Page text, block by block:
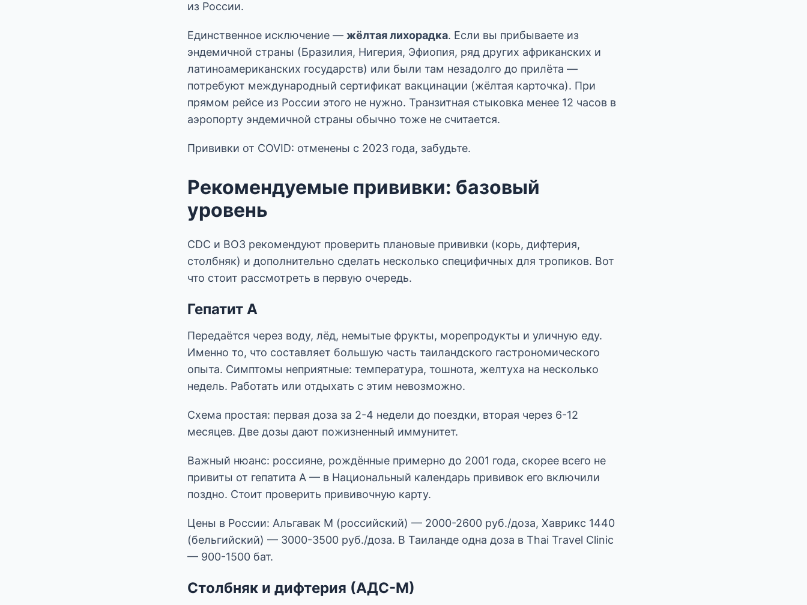
из России.
Единственное исключение — жёлтая лихорадка. Если вы прибываете из
эндемичной страны (Бразилия, Нигерия, Эфиопия, ряд других африканских и
латиноамериканских государств) или были там незадолго до прилёта —
потребуют международный сертификат вакцинации (жёлтая карточка). При
прямом рейсе из России этого не нужно. Транзитная стыковка менее 12 часов в
аэропорту эндемичной страны обычно тоже не считается.
Прививки от COVID: отменены с 2023 года, забудьте.
Рекомендуемые прививки: базовый
уровень
CDC и ВОЗ рекомендуют проверить плановые прививки (корь, дифтерия,
столбняк) и дополнительно сделать несколько специфичных для тропиков. Вот
что стоит рассмотреть в первую очередь.
Гепатит А
Передаётся через воду, лёд, немытые фрукты, морепродукты и уличную еду.
Именно то, что составляет большую часть таиландского гастрономического
опыта. Симптомы неприятные: температура, тошнота, желтуха на несколько
недель. Работать или отдыхать с этим невозможно.
Схема простая: первая доза за 2-4 недели до поездки, вторая через 6-12
месяцев. Две дозы дают пожизненный иммунитет.
Важный нюанс: россияне, рождённые примерно до 2001 года, скорее всего не
привиты от гепатита А — в Национальный календарь прививок его включили
поздно. Стоит проверить прививочную карту.
Цены в России: Альгавак М (российский) — 2000-2600 руб./доза, Хаврикс 1440
(бельгийский) — 3000-3500 руб./доза. В Таиланде одна доза в Thai Travel Clinic
— 900-1500 бат.
Столбняк и дифтерия (АДС-М)